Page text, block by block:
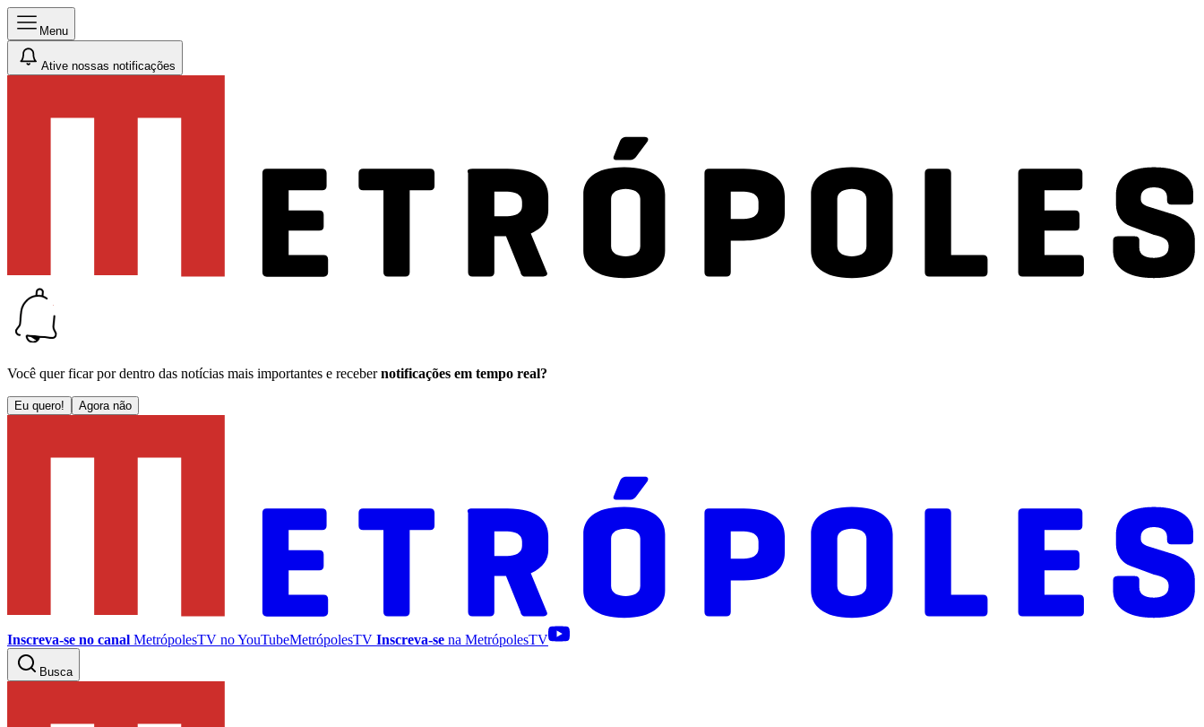
Menu
Ative nossas notificações
Você quer ficar por dentro das notícias mais importantes e receber notificações em tempo real?
Eu quero! Agora não
Inscreva-se no canal MetrópolesTV noYouTubeMetrópolesTV Inscreva-se na MetrópolesTV
Busca